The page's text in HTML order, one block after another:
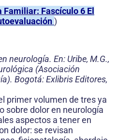
Fascículo 6 El
)
neurología. En: Uribe, M.G.,
(Asociación
Bogotá: Exlibris Editores,
primer volumen de tres ya
sobre dolor en neurología
aspectos a tener en
dolor: se revisan